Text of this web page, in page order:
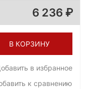
6 236
В КОРЗИНУ
в избранное
к сравнению